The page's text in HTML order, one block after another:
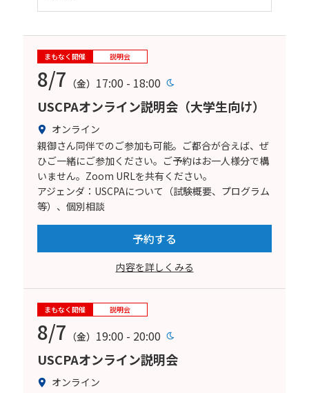
まもなく開催 説明会
8/7 （金） 17:00 - 18:00
USCPAオンライン説明会（大学生向け）
オンライン
親御さん同伴でのご参加も可能。ご都合が合えば、ぜ
ひご一緒にご参加ください。ご予約はお一人様分で構
いません。Zoom URLを共有ください。
アジェンダ：USCPAについて（試験概要、プログラム
等）、個別相談
予約する
内容を詳しくみる
まもなく開催 説明会
8/7 （金） 19:00 - 20:00
USCPAオンライン説明会
オンライン